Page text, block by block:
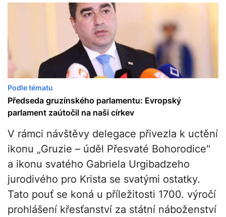
Podle tématu
Předseda gruzínského parlamentu: Evropský
parlament zaútočil na naši církev
V rámci návštěvy delegace přivezla k uctění
ikonu „Gruzie – úděl Přesvaté Bohorodice"
a ikonu svatého Gabriela Urgibadzeho
jurodivého pro Krista se svatými ostatky.
Tato pouť se koná u příležitosti 1700. výročí
prohlášení křesťanství za státní náboženství